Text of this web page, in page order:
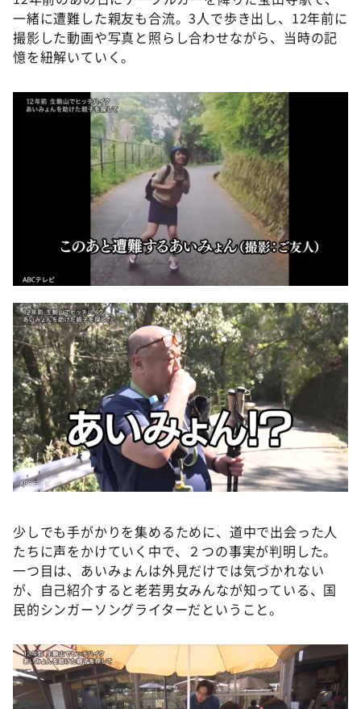
一緒に遭難した親友も合流。3人で歩き出し、12年前に
撮影した動画や写真と照らし合わせながら、当時の記
憶を紐解いていく。
少しでも手がかりを集めるために、道中で出会った人
たちに声をかけていく中で、２つの事実が判明した。
一つ目は、あいみょんは外見だけでは気づかれない
が、自己紹介すると老若男女みんなが知っている、国
民的シンガーソングライターだということ。